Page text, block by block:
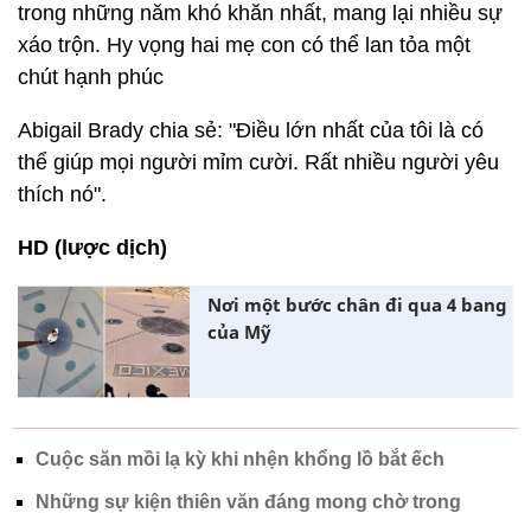
trong những năm khó khăn nhất, mang lại nhiều sự
xáo trộn. Hy vọng hai mẹ con có thể lan tỏa một
chút hạnh phúc
Abigail Brady chia sẻ: "Điều lớn nhất của tôi là có
thể giúp mọi người mỉm cười. Rất nhiều người yêu
thích nó".
HD (lược dịch)
Nơi một bước chân đi qua 4 bang
của Mỹ
Cuộc săn mồi lạ kỳ khi nhện khổng lồ bắt ếch
Những sự kiện thiên văn đáng mong chờ trong